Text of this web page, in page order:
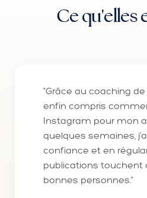
Ce qu'elles
"Grâce au coaching de
enfin compris
Instagram pour mon
quelques semaines,
confiance et en
publications touchent
bonnes personnes."